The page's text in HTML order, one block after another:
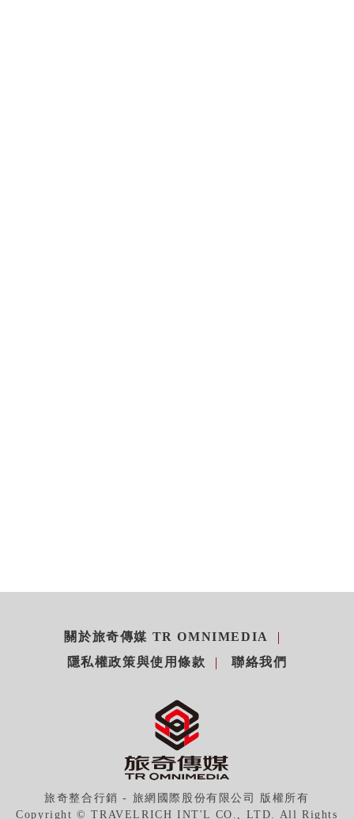
關於旅奇傳媒 TR OMNIMEDIA
隱私權政策與使用條款
聯絡我們
旅奇整合行銷 - 旅網國際股份有限公司 版權所有
Copyright © TRAVELRICH INT'L CO., LTD. All Rights